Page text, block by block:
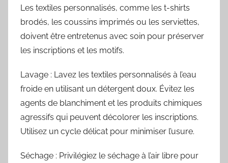
Les textiles personnalisés, comme les t-shirts
brodés, les coussins imprimés ou les serviettes,
doivent être entretenus avec soin pour préserver
les inscriptions et les motifs.
Lavage : Lavez les textiles personnalisés à l’eau
froide en utilisant un détergent doux. Évitez les
agents de blanchiment et les produits chimiques
agressifs qui peuvent décolorer les inscriptions.
Utilisez un cycle délicat pour minimiser l’usure.
Séchage : Privilégiez le séchage à l’air libre pour